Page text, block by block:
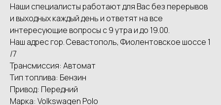
Наши специалисты работают для Вас без перерывов
и выходных каждый день и ответят на все
интересующие вопросы с 9 утра и до 19.00.
Наш адрес гор. Севастополь, Фиолентовское шоссе 1
/7
Трансмиссия: Автомат
Тип топлива: Бензин
Привод: Передний
Марка: Volkswagen Polo